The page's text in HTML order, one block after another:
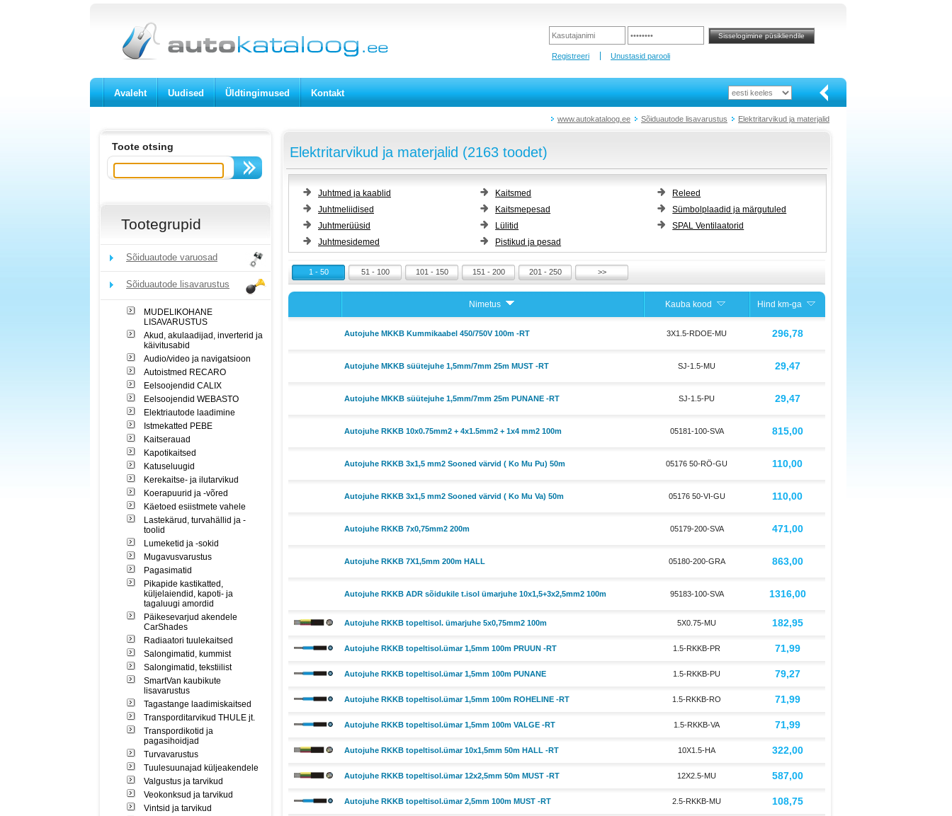
Registreeri Unustasid parooli
Avaleht Uudised Üldtingimused Kontakt
www.autokataloog.ee Sõiduautode lisavarustus Elektritarvikud ja materjalid
Toote otsing
Tootegrupid
Sõiduautode varuosad
Sõiduautode lisavarustus
MUDELIKOHANE
LISAVARUSTUS
Akud, akulaadijad, inverterid ja
käivitusabid
Audio/video ja navigatsioon
Autoistmed RECARO
Eelsoojendid CALIX
Eelsoojendid WEBASTO
Elektriautode laadimine
Istmekatted PEBE
Kaitserauad
Kapotikaitsed
Katuseluugid
Kerekaitse- ja ilutarvikud
Koerapuurid ja -võred
Käetoed esiistmete vahele
Lastekärud, turvahällid ja -
toolid
Lumeketid ja -sokid
Mugavusvarustus
Pagasimatid
Pikapide kastikatted,
küljelaiendid, kapoti- ja
tagaluugi amordid
Päikesevarjud akendele
CarShades
Radiaatori tuulekaitsed
Salongimatid, kummist
Salongimatid, tekstiilist
SmartVan kaubikute
lisavarustus
Tagastange laadimiskaitsed
Transporditarvikud THULE jt.
Transpordikotid ja
pagasihoidjad
Turvavarustus
Tuulesuunajad küljeakendele
Valgustus ja tarvikud
Veokonksud ja tarvikud
Vintsid ja tarvikud
Elektritarvikud ja materjalid (2163 toodet)
Juhtmed ja kaablid
Juhtmeliidised
Juhtmerüüsid
Juhtmesidemed
Kaitsmed
Kaitsmepesad
Lülitid
Pistikud ja pesad
Releed
Sümbolplaadid ja märgutuled
SPAL Ventilaatorid
1 - 50 51 - 100 101 - 150 151 - 200 201 - 250 >>
Nimetus Kauba kood Hind km-ga
Autojuhe MKKB Kummikaabel 450/750V 100m -RT 3X1.5-RDOE-MU 296,78
Autojuhe MKKB süütejuhe 1,5mm/7mm 25m MUST -RT SJ-1.5-MU 29,47
Autojuhe MKKB süütejuhe 1,5mm/7mm 25m PUNANE -RT SJ-1.5-PU 29,47
Autojuhe RKKB 10x0.75mm2 + 4x1.5mm2 + 1x4 mm2 100m 05181-100-SVA 815,00
Autojuhe RKKB 3x1,5 mm2 Sooned värvid ( Ko Mu Pu) 50m 05176 50-RÖ-GU 110,00
Autojuhe RKKB 3x1,5 mm2 Sooned värvid ( Ko Mu Va) 50m 05176 50-VI-GU 110,00
Autojuhe RKKB 7x0,75mm2 200m 05179-200-SVA 471,00
Autojuhe RKKB 7X1,5mm 200m HALL 05180-200-GRA 863,00
Autojuhe RKKB ADR sõidukile t.isol ümarjuhe 10x1,5+3x2,5mm2 100m 95183-100-SVA 1316,00
Autojuhe RKKB topeltisol. ümarjuhe 5x0,75mm2 100m 5X0.75-MU 182,95
Autojuhe RKKB topeltisol.ümar 1,5mm 100m PRUUN -RT 1.5-RKKB-PR 71,99
Autojuhe RKKB topeltisol.ümar 1,5mm 100m PUNANE 1.5-RKKB-PU 79,27
Autojuhe RKKB topeltisol.ümar 1,5mm 100m ROHELINE -RT 1.5-RKKB-RO 71,99
Autojuhe RKKB topeltisol.ümar 1,5mm 100m VALGE -RT 1.5-RKKB-VA 71,99
Autojuhe RKKB topeltisol.ümar 10x1,5mm 50m HALL -RT 10X1.5-HA 322,00
Autojuhe RKKB topeltisol.ümar 12x2,5mm 50m MUST -RT 12X2.5-MU 587,00
Autojuhe RKKB topeltisol.ümar 2,5mm 100m MUST -RT 2.5-RKKB-MU 108,75